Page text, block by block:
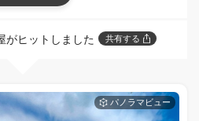
がヒットしました 共有する